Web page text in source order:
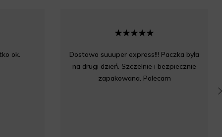
ok.
Dostawa suuuper express!!! Paczka była
na drugi dzień. Szczelnie i bezpiecznie
zapakowana. Polecam